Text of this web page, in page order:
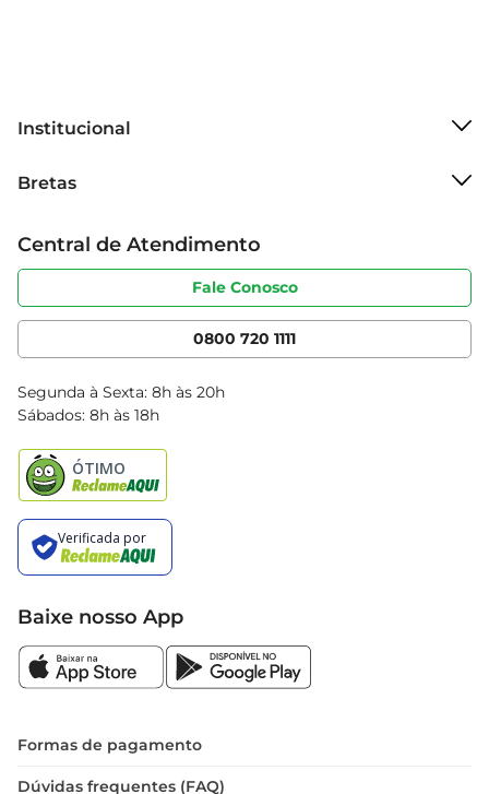
Institucional
Grupo Cencosud
Sobre privacidade
Portal do fornecedor
Cencosud Media
Bretas
Produtos Bretas
Código de ética
Serviços
Clube Bretas
Blog Bretas
Black Friday
Central de Atendimento
Fale Conosco
0800 720 1111
Segunda à Sexta: 8h às 20h
Sábados: 8h às 18h
Baixe nosso App
Formas de pagamento
Dúvidas frequentes (FAQ)